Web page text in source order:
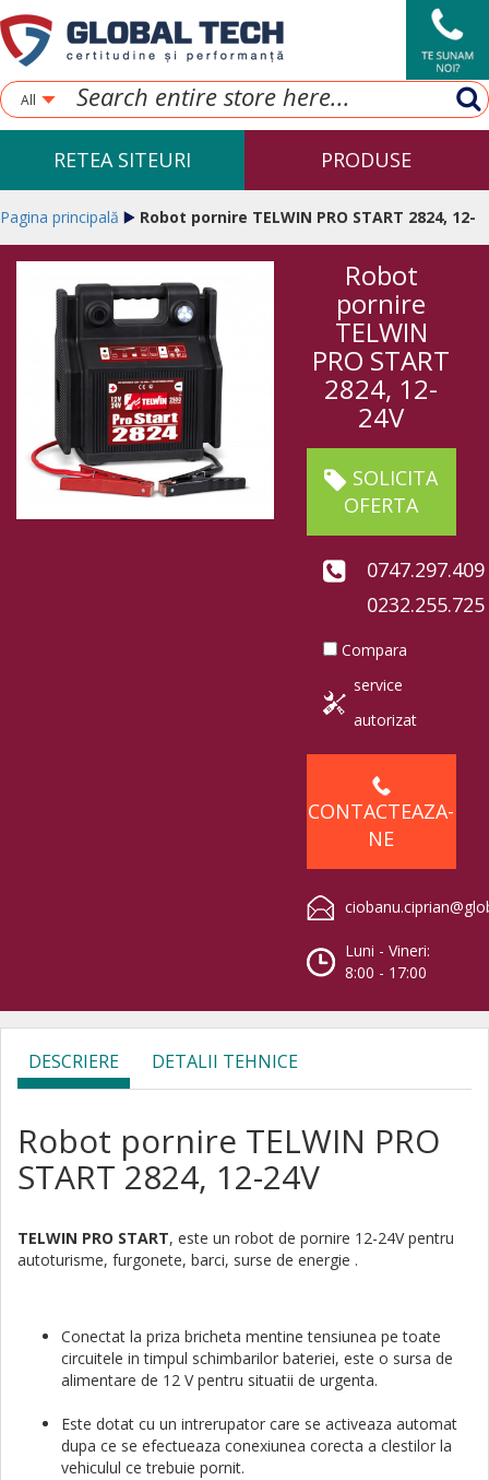
All
RETEA SITEURI PRODUSE
Pagina principală Robot pornire TELWIN PRO START 2824, 12-
Robot
pornire
TELWIN
PRO START
2824, 12-
24V
SOLICITA
OFERTA
0747.297.409
0232.255.725
Compara
service
autorizat
CONTACTEAZA-
NE
Luni - Vineri:
8:00 - 17:00
DESCRIERE DETALII TEHNICE
Robot pornire TELWIN PRO
START 2824, 12-24V
TELWIN PRO START, este un robot de pornire 12-24V pentru
autoturisme, furgonete, barci, surse de energie .
Conectat la priza bricheta mentine tensiunea pe toate
circuitele in timpul schimbarilor bateriei, este o sursa de
alimentare de 12 V pentru situatii de urgenta.
Este dotat cu un intrerupator care se activeaza automat
dupa ce se efectueaza conexiunea corecta a clestilor la
vehiculul ce trebuie pornit.